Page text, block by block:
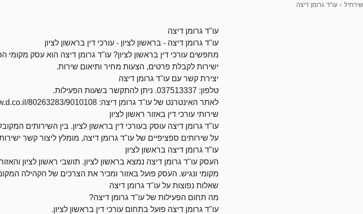
שירתיל › עו"ד גרומן דיצה
עו"ד גרומן דיצה
עו"ד גרומן דיצה - בראשון לציון - עורכי דין בראשון לציון
מחפשים עורכי דין בראשון לציון? עו"ד גרומן דיצה הוא עסק מקומי
ישירות לקבלת פרטים, הצעות מחיר ותיאום שירות.
יצירת קשר עם עו"ד גרומן דיצה
טלפון: 037513337. ניתן להתקשר בשעות הפעילות.
לאתר האינטרנט של עו"ד גרומן דיצה: https://www.d.co.il/80263283/9010108/
שירותי עורכי דין באזור ראשון לציון
עו"ד גרומן דיצה עוסק בעורכי דין בראשון לציון. בין השירותים
על שירותים ספציפיים של עו"ד גרומן דיצה, מומלץ ליצור קשר
עו"ד גרומן דיצה בראשון לציון
העסק עו"ד גרומן דיצה נמצא בראשון לציון. תושבי ראשון לציון
מקומי ונגיש. העסק פועל באזור ומכיר את הצרכים של הקהילה
שאלות נפוצות על עו"ד גרומן דיצה
מה תחום הפעילות של עו"ד גרומן דיצה?
עו"ד גרומן דיצה פועל בתחום עורכי דין בראשון לציון.